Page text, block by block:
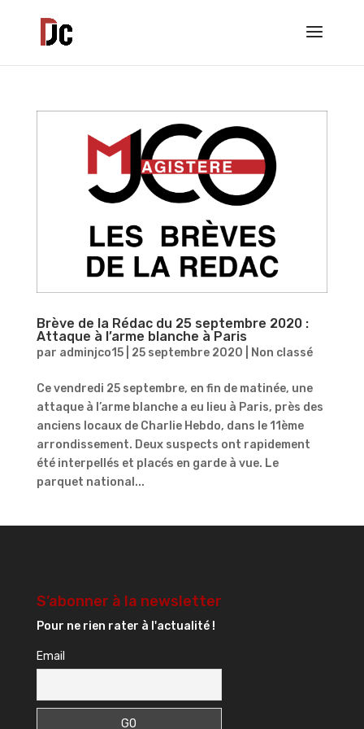
Brève de la Rédac du 25 septembre 2020 :
Attaque à l’arme blanche à Paris
par adminjco15| 25 septembre 2020 Non classé
Ce vendredi 25 septembre, en fin de matinée, une
attaque à l’arme blanche a eu lieu à Paris, près des
anciens locaux de Charlie Hebdo, dans le 11ème
arrondissement. Deux suspects ont rapidement
été interpellés et placés en garde à vue. Le
parquet national...
S’abonner à la newsletter
Pour ne rien rater à l'actualité !
Email